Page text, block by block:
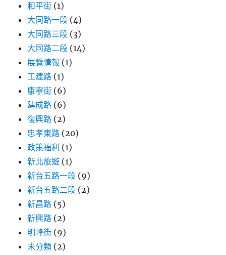
和平街 (1)
大同路一段 (4)
大同路三段 (3)
大同路二段 (14)
展覽情報 (1)
工建路 (1)
康寧街 (6)
建成路 (6)
復興路 (2)
忠孝東路 (20)
政策福利 (1)
新北旅遊 (1)
新台五路一段 (9)
新台五路二段 (2)
新昌路 (5)
新興路 (2)
明峰街 (9)
未分類 (2)